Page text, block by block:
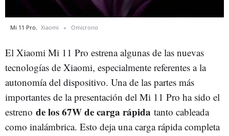
Mi 11 Pro. Xiaomi Omicrono
El Xiaomi Mi 11 Pro estrena algunas de las nuevas
tecnologías de Xiaomi, especialmente referentes a la
autonomía del dispositivo. Una de las partes más
importantes de la presentación del Mi 11 Pro ha sido el
estreno de los 67W de carga rápida tanto cableada
como inalámbrica. Esto deja una carga rápida completa